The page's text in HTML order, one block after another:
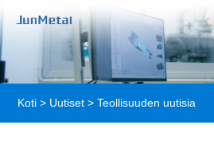
Koti > Uutiset >Teollisuuden uutisia